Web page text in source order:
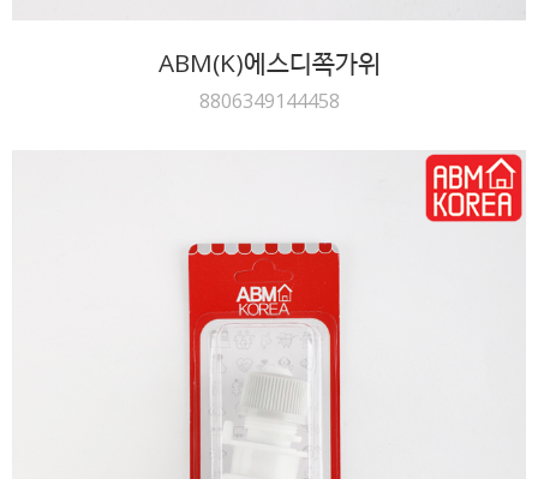
ABM(K)에스디쪽가위
8806349144458